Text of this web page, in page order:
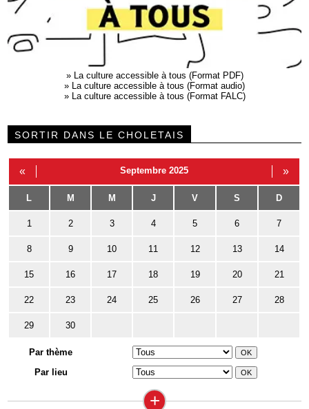
» La culture accessible à tous (Format PDF)
» La culture accessible à tous (Format audio)
» La culture accessible à tous (Format FALC)
SORTIR DANS LE CHOLETAIS
« Septembre 2025 »
L M M J V S D
1 2 3 4 5 6 7
8 9 10 11 12 13 14
15 16 17 18 19 20 21
22 23 24 25 26 27 28
29 30
Par thème
Par lieu
+